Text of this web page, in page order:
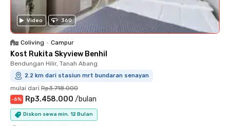
Video 360
Coliving • Campur
Kost Rukita Skyview Benhil
Bendungan Hilir, Tanah Abang
2.2 km dari stasiun mrt bundaran senayan
mulai dari Rp3.718.000
-6% Rp3.458.000 /bulan
Diskon sewa min. 12 Bulan